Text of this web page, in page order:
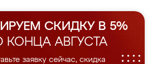
СКИДКУ В 5%
КОНЦА АВГУСТА
заявку сейчас, скидка